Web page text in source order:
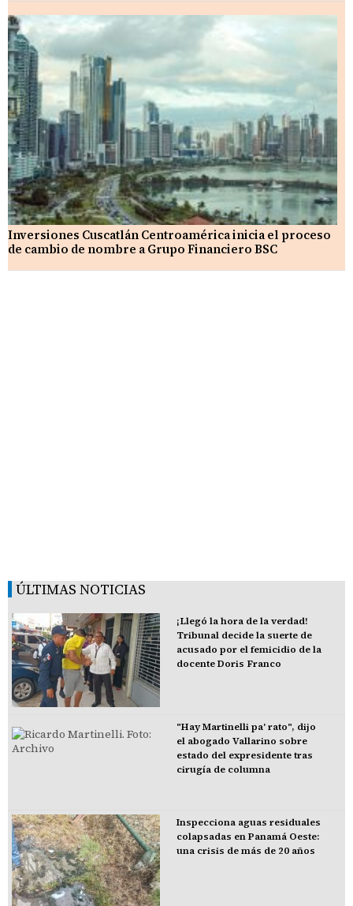
Inversiones Cuscatlán Centroamérica inicia el proceso
de cambio de nombre a Grupo Financiero BSC
ÚLTIMAS NOTICIAS
¡Llegó la hora de la verdad!
Tribunal decide la suerte de
acusado por el femicidio de la
docente Doris Franco
"Hay Martinelli pa' rato", dijo
el abogado Vallarino sobre
estado del expresidente tras
cirugía de columna
Inspecciona aguas residuales
colapsadas en Panamá Oeste:
una crisis de más de 20 años